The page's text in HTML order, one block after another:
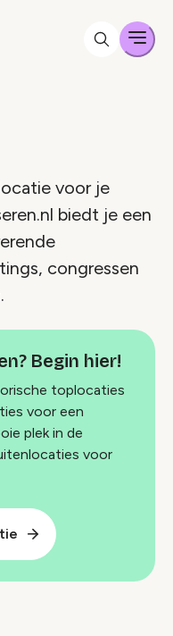
voor je
biedt je een
congressen
Begin hier!
toplocaties
voor een
plek in de
voor